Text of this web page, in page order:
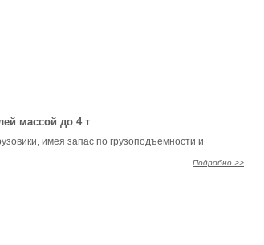
массой до 4 т
имея запас по грузоподъемности и
Подробно >>